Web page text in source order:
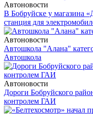
Автоновости
В Бобруйске у магазина
станция для
Автоновости
Автошкола "Алана"
Автошкола
Автоновости
Дороги Бобруйского
контролем ГАИ